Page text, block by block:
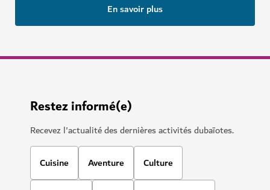
En savoir plus
Restez informé(e)
Recevez l'actualité des dernières activités dubaïotes.
Cuisine Aventure Culture